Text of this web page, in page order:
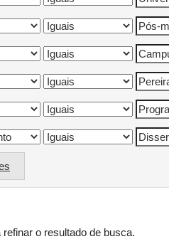
o resultado de busca.